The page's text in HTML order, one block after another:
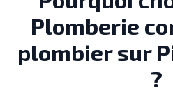
Plomberie
plombier sur
?